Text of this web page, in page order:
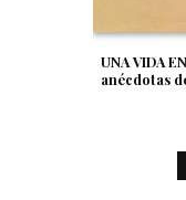
UNA VIDA
anécdotas